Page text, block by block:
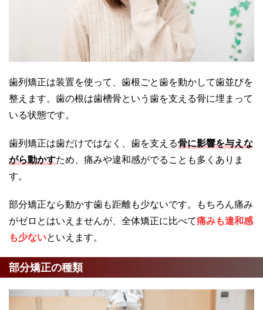
歯列矯正は装置を使って、歯根ごと歯を動かして歯並びを
整えます。歯の根は歯槽骨という歯を支える骨に埋まって
いる状態です。
歯列矯正は歯だけではなく、歯を支える骨に影響を与えな
がら動かすため、痛みや違和感がでることも多くありま
す。
部分矯正なら動かす歯も距離も少ないです。もちろん痛み
がゼロとはいえませんが、全体矯正に比べて痛みも違和感
も少ないといえます。
部分矯正の種類